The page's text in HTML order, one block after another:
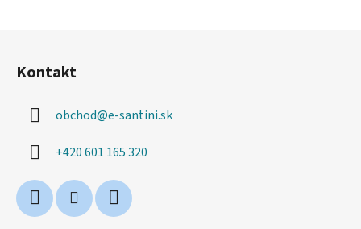
Kontakt
obchod@e-santini.sk
+420 601 165 320